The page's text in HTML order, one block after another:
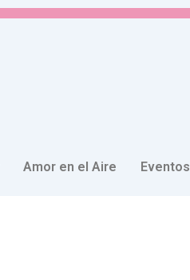
Amor en el Aire Eventos